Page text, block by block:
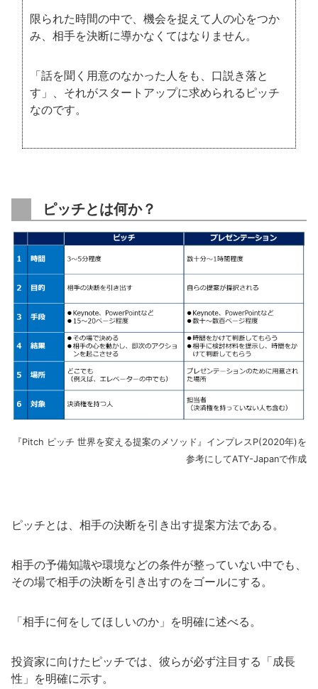
限られた時間の中で、機会を捉えて人の心をつか
み、相手を決断に導かなくてはなりません。
「話を聞く用意のなかった人をも、口説き落と
す」、それがスタートアップに求められるピッチ
なのです。
ピッチとは何か？
『Pitch ピッチ 世界を変える提案のメソッド』インプレスP(2020年)を
参考にしてATY-Japanで作成
ピッチとは、相手の決断を引き出す提案方法である。
相手の予備知識や環境などの条件が整っていない中でも、
その場で相手の決断を引き出すのをゴールにする。
「相手に何をしてほしいのか」を明確に述べる。
投資家に向けたピッチでは、彼らが必ず注目する「成長
性」を明確に示す。